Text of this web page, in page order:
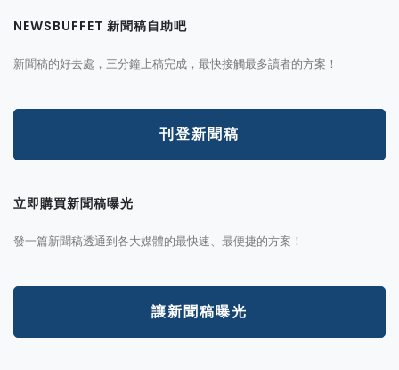
NEWSBUFFET 新聞稿自助吧
新聞稿的好去處，三分鐘上稿完成，最快接觸最多讀者的方案！
刊登新聞稿
立即購買新聞稿曝光
發一篇新聞稿透通到各大媒體的最快速、最便捷的方案！
讓新聞稿曝光